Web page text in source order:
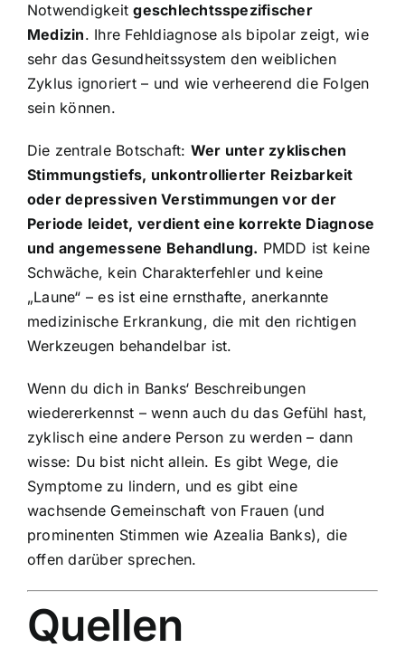
Notwendigkeitgeschlechtsspezifischer
Medizin. Ihre Fehldiagnose als bipolar zeigt, wie
sehr das Gesundheitssystem den weiblichen
Zyklus ignoriert – und wie verheerend die Folgen
sein können.
Die zentrale Botschaft: Wer unter zyklischen
Stimmungstiefs, unkontrollierter Reizbarkeit
oder depressiven Verstimmungen vor der
Periode leidet, verdient eine korrekte Diagnose
und angemessene Behandlung. PMDD ist keine
Schwäche, kein Charakterfehler und keine
„Laune“ – es ist eine ernsthafte, anerkannte
medizinische Erkrankung, die mit den richtigen
Werkzeugen behandelbar ist.
Wenn du dich in Banks‘ Beschreibungen
wiedererkennst – wenn auch du das Gefühl hast,
zyklisch eine andere Person zu werden – dann
wisse: Du bist nicht allein. Es gibt Wege, die
Symptome zu lindern, und es gibt eine
wachsende Gemeinschaft von Frauen (und
prominenten Stimmen wie Azealia Banks), die
offen darüber sprechen.
Quellen